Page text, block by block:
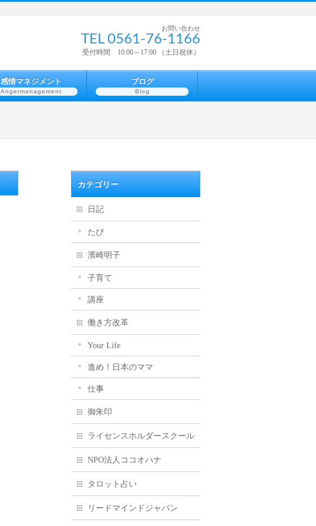
お問い合わせ
TEL 0561-76-1166
受付時間 10:00～17:00 （土日祝休）
感情マネジメント
Angermanagement
ブログ
Blog
カテゴリー
日記
たび
濱崎明子
子育て
講座
働き方改革
Your Life
進め！日本のママ
仕事
御朱印
ライセンスホルダースクール
NPO法人ココオハナ
タロット占い
リードマインドジャパン